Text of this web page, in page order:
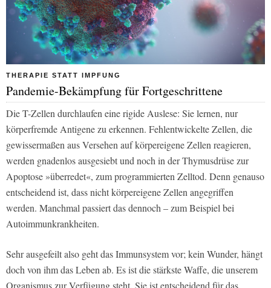
THERAPIE STATT IMPFUNG
Pandemie-Bekämpfung für Fortgeschrittene
Die T-Zellen durchlaufen eine rigide Auslese: Sie lernen, nur
körperfremde Antigene zu erkennen. Fehlentwickelte Zellen, die
gewissermaßen aus Versehen auf körpereigene Zellen reagieren,
werden gnadenlos ausgesiebt und noch in der Thymusdrüse zur
Apoptose »überredet«, zum programmierten Zelltod. Denn genauso
entscheidend ist, dass nicht körpereigene Zellen angegriffen
werden. Manchmal passiert das dennoch – zum Beispiel bei
Autoimmunkrankheiten.
Sehr ausgefeilt also geht das Immunsystem vor; kein Wunder, hängt
doch von ihm das Leben ab. Es ist die stärkste Waffe, die unserem
Organismus zur Verfügung steht. Sie ist entscheidend für das